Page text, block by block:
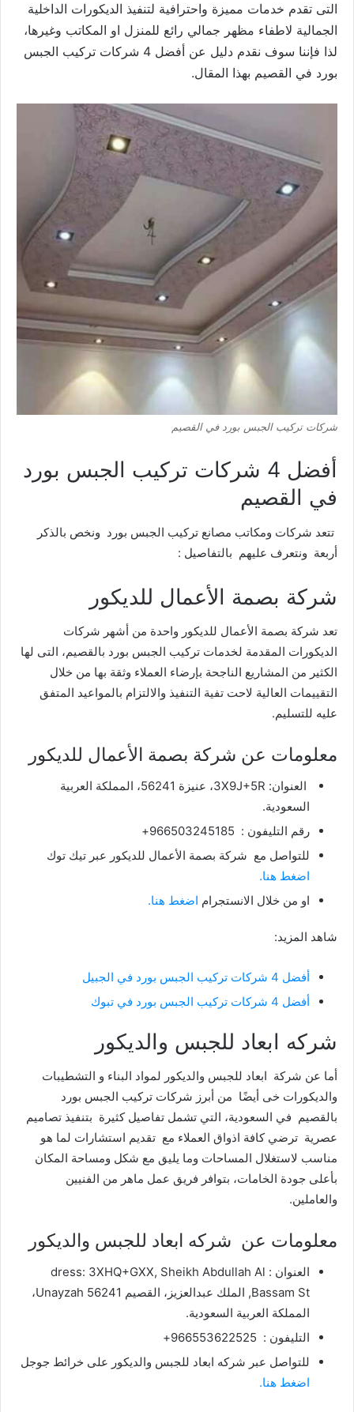
التى تقدم خدمات مميزة واحترافية لتنفيذ الديكورات الداخلية
الجمالية لاطفاء مظهر جمالي رائع للمنزل او المكاتب وغيرها،
لذا فإننا سوف نقدم دليل عن أفضل 4 شركات تركيب الجبس
بورد في القصيم بهذا المقال.
شركات تركيب الجبس بورد في القصيم
أفضل 4 شركات تركيب الجبس بورد
في القصيم
تتعد شركات ومكاتب مصانع تركيب الجبس بورد ونخص بالذكر
أربعة ونتعرف عليهم بالتفاصيل :
شركة بصمة الأعمال للديكور
تعد شركة بصمة الأعمال للديكور واحدة من أشهر شركات
الديكورات المقدمة لخدمات تركيب الجبس بورد بالقصيم، التى لها
الكثير من المشاريع الناجحة بإرضاء العملاء وثقة بها من خلال
التقييمات العالية لاحت تفية التنفيذ والالتزام بالمواعيد المتفق
عليه للتسليم.
معلومات عن شركة بصمة الأعمال للديكور
العنوان:
3X9J+5R، عنيزة 56241، المملكة العربية
السعودية.
رقم التليفون : 966503245185+
للتواصل مع شركة بصمة الأعمال للديكور عبر تيك توك
اضغط هنا.
او من خلال الانستجرام اضغط هنا.
شاهد المزيد:
أفضل 4 شركات تركيب الجبس بورد في الجبيل
أفضل 4 شركات تركيب الجبس بورد في تبوك
شركه ابعاد للجبس والديكور
أما عن شركة ابعاد للجبس والديكور لمواد البناء و التشطيبات
والديكورات خى أيضًا من أبرز شركات تركيب الجبس بورد
بالقصيم في السعودية، التي تشمل تفاصيل كثيرة بتنفيذ تصاميم
عصرية ترضي كافة اذواق العملاء مع تقديم استشارات لما هو
مناسب لاستغلال المساحات وما يليق مع شكل ومساحة المكان
بأعلى جودة الخامات، بتوافر فريق عمل ماهر من الفنيين
والعاملين.
معلومات عن شركه ابعاد للجبس والديكور
العنوان : dress: 3XHQ+GXX, Sheikh Abdullah Al
Bassam St, الملك عبدالعزيز، القصيم Unayzah 56241،
المملكة العربية السعودية.
التليفون : 966553622525+
للتواصل عبر شركه ابعاد للجبس والديكور على خرائط جوجل
اضغط هنا.